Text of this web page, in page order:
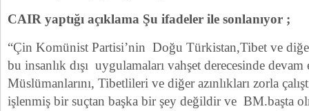
CAIR yaptığı açıklama Şu ifadeler ile sonlanıyor ;
“Çin Komünist Partisi’nin Doğu Türkistan,Tibet ve
bu insanlık dışı uygulamaları vahşet derecesinde
Müslümanlarını, Tibetlileri ve diğer azınlıkları zorla
işlenmiş bir suçtan başka bir şey değildir ve BM.başta